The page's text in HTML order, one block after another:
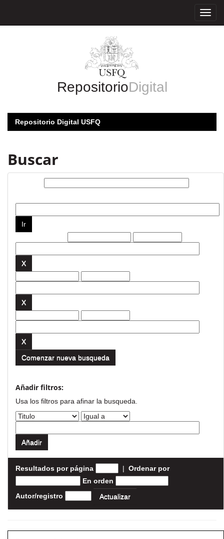
RepositorioDigital
Repositorio Digital USFQ
Buscar
Comenzar nueva busqueda
Añadir filtros:
Usa los filtros para afinar la busqueda.
Resultados por página | Ordenar por
En orden
Autor/registro